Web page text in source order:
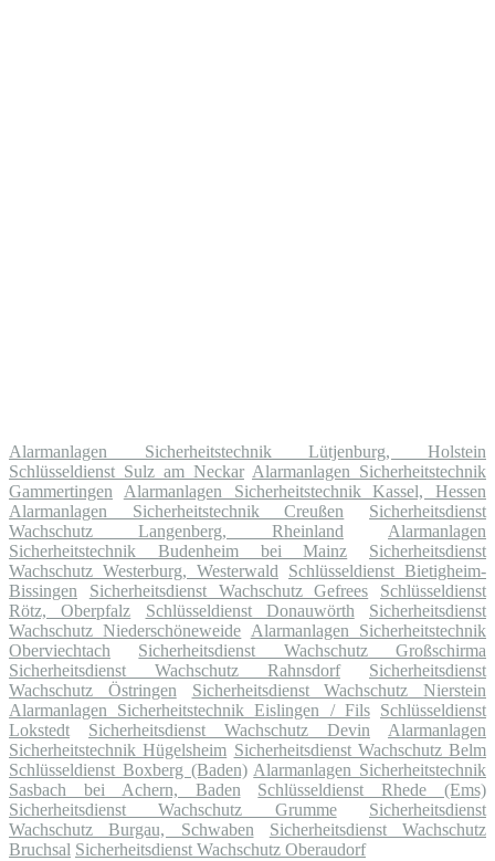
Alarmanlagen Sicherheitstechnik Lütjenburg, Holstein
Schlüsseldienst Sulz am Neckar Alarmanlagen Sicherheitstechnik
Gammertingen
Alarmanlagen Sicherheitstechnik Kassel, Hessen
Alarmanlagen Sicherheitstechnik Creußen
Sicherheitsdienst
Wachschutz Langenberg, Rheinland
Alarmanlagen
Sicherheitstechnik Budenheim bei Mainz
Sicherheitsdienst
Wachschutz Westerburg, Westerwald
Schlüsseldienst Bietigheim-
Bissingen
Sicherheitsdienst Wachschutz Gefrees
Schlüsseldienst
Rötz, Oberpfalz
Schlüsseldienst Donauwörth
Sicherheitsdienst
Wachschutz Niederschöneweide Alarmanlagen Sicherheitstechnik
Oberviechtach
Sicherheitsdienst Wachschutz Großschirma
Sicherheitsdienst Wachschutz Rahnsdorf
Sicherheitsdienst
Wachschutz Östringen
Sicherheitsdienst Wachschutz Nierstein
Alarmanlagen Sicherheitstechnik Eislingen / Fils Schlüsseldienst
Lokstedt
Sicherheitsdienst Wachschutz Devin
Alarmanlagen
Sicherheitstechnik Hügelsheim Sicherheitsdienst Wachschutz Belm
Schlüsseldienst Boxberg (Baden) Alarmanlagen Sicherheitstechnik
Sasbach bei Achern, Baden
Schlüsseldienst Rhede (Ems)
Sicherheitsdienst Wachschutz Grumme
Sicherheitsdienst
Wachschutz Burgau, Schwaben
Sicherheitsdienst Wachschutz
Bruchsal Sicherheitsdienst Wachschutz Oberaudorf